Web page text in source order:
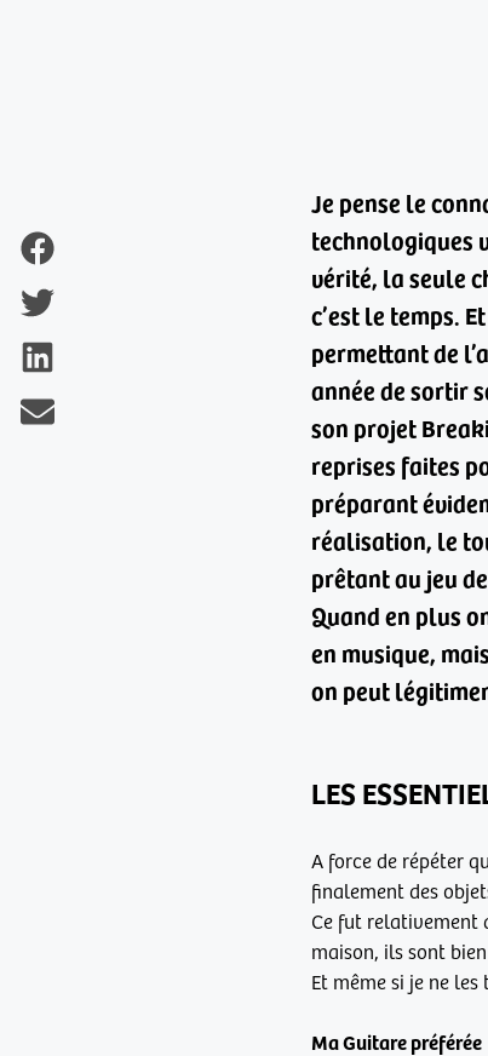
Je pense le
technologiques
vérité, la seule
c’est le temps.
permettant de
année de sortir
son projet
reprises faites
préparant
réalisation, le
prêtant au jeu
Quand en plus
en musique,
on peut
LES
A force de répéter
finalement des
Ce fut relativement
maison, ils sont
Et même si je ne
Ma Guitare préférée